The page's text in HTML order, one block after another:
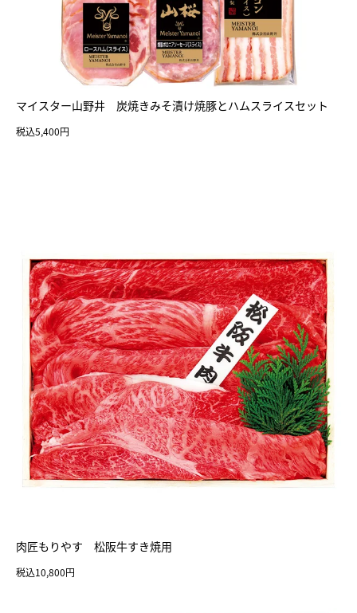
マイスター山野井 炭焼きみそ漬け焼豚とハムスライスセット
税込5,400円
肉匠もりやす 松阪牛すき焼用
税込10,800円